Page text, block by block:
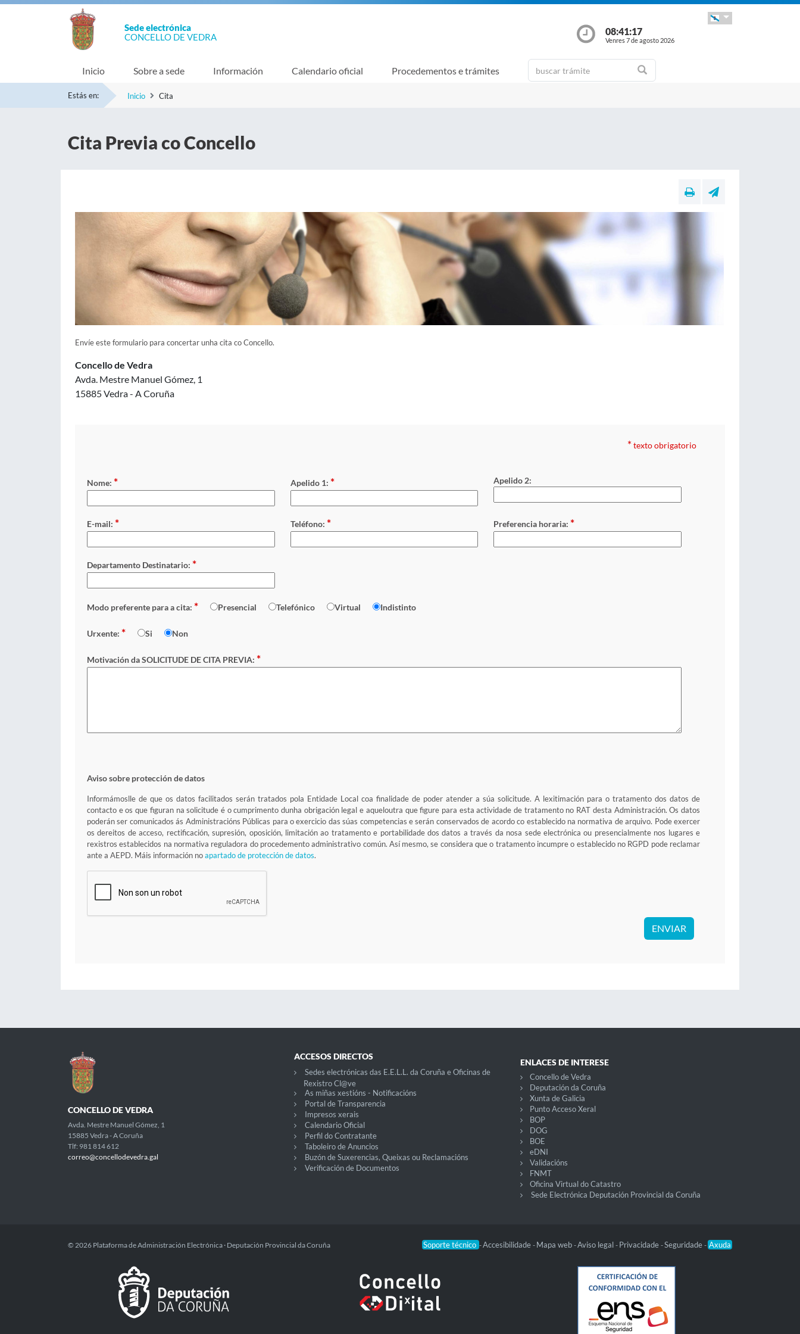
Sede electrónica
CONCELLO DE VEDRA
08:41:17
Venres 7 de agosto 2026
Inicio Sobre a sede Información Calendario oficial Procedementos e trámites
Estás en: Inicio Cita
Cita Previa co Concello
Envíe este formulario para concertar unha cita co Concello.
Concello de Vedra
Avda. Mestre Manuel Gómez, 1
15885 Vedra - A Coruña
*texto obrigatorio
Nome: * Apelido 1: * Apelido 2:
E-mail: * Teléfono: * Preferencia horaria: *
Departamento Destinatario: *
Modo preferente para a cita: * Presencial Telefónico Virtual Indistinto
Urxente: * Si Non
Motivación da SOLICITUDE DE CITA PREVIA: *
Aviso sobre protección de datos
Informámoslle de que os datos facilitados serán tratados pola Entidade Local coa finalidade de poder atender a súa solicitude. A lexitimación para o tratamento dos datos de
contacto e os que figuran na solicitude é o cumprimento dunha obrigación legal e aqueloutra que figure para esta actividade de tratamento no RAT desta Administración. Os datos
poderán ser comunicados ás Administracións Públicas para o exercicio das súas competencias e serán conservados de acordo co establecido na normativa de arquivo. Pode exercer
os dereitos de acceso, rectificación, supresión, oposición, limitación ao tratamento e portabilidade dos datos a través da nosa sede electrónica ou presencialmente nos lugares e
rexistros establecidos na normativa reguladora do procedemento administrativo común. Así mesmo, se considera que o tratamento incumpre o establecido no RGPD pode reclamar
ante a AEPD. Máis información noapartado de protección de datos.
ENVIAR
CONCELLO DE VEDRA
Avda. Mestre Manuel Gómez, 1
15885 Vedra - A Coruña
Tlf: 981 814 612
correo@concellodevedra.gal
ACCESOS DIRECTOS
Sedes electrónicas das E.E.L.L. da Coruña e Oficinas de
Rexistro Cl@ve
As miñas xestións - Notificacións
Portal de Transparencia
Impresos xerais
Calendario Oficial
Perfil do Contratante
Taboleiro de Anuncios
Buzón de Suxerencias, Queixas ou Reclamacións
Verificación de Documentos
ENLACES DE INTERESE
Concello de Vedra
Deputación da Coruña
Xunta de Galicia
Punto Acceso Xeral
BOP
DOG
BOE
eDNI
Validacións
FNMT
Oficina Virtual do Catastro
Sede Electrónica Deputación Provincial da Coruña
Soporte técnico -Accesibilidade - Mapa web -Aviso legal - Privacidade -Seguridade - Axuda
© 2026 Plataforma de Administración Electrónica · Deputación Provincial da Coruña